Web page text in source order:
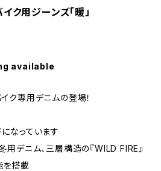
用ジーンズ「暖」
available
ク専用デニムの登場！
になっています
デニム、三層構造の『WILD FIRE』
を搭載